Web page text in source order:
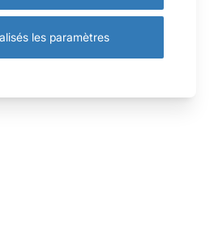
les paramètres